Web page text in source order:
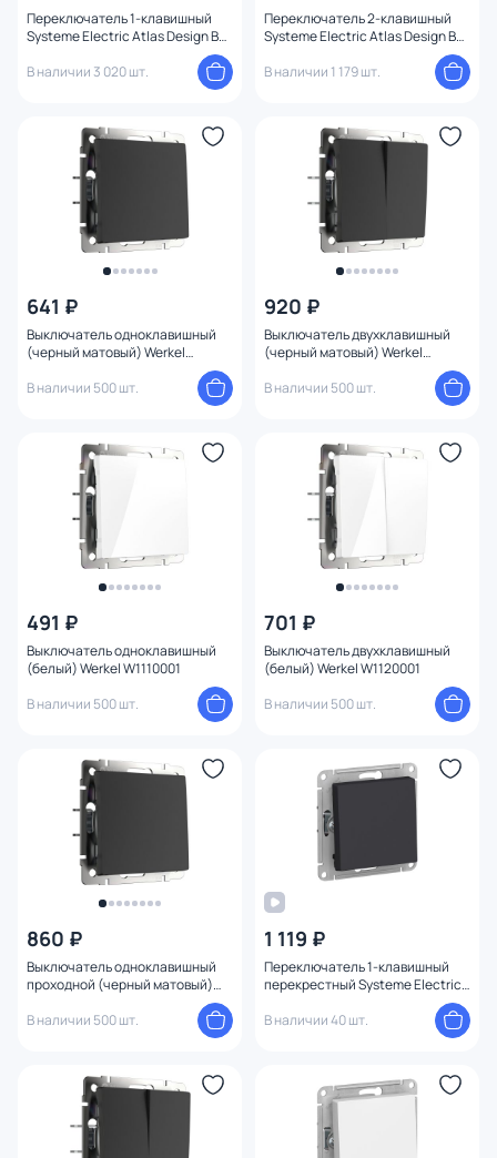
Переключатель 1-клавишный
Systeme Electric Atlas Design BD-
В наличии 3 020 шт.
Переключатель 2-клавишный
Systeme Electric Atlas Design BD-
В наличии 1 179 шт.
641 ₽
Выключатель одноклавишный
(черный матовый) Werkel
В наличии 500 шт.
920 ₽
Выключатель двухклавишный
(черный матовый) Werkel
В наличии 500 шт.
491 ₽
Выключатель одноклавишный
(белый) Werkel W1110001
В наличии 500 шт.
701 ₽
Выключатель двухклавишный
(белый) Werkel W1120001
В наличии 500 шт.
860 ₽
Выключатель одноклавишный
проходной (черный матовый)
В наличии 500 шт.
1 119 ₽
Переключатель 1-клавишный
перекрестный Systeme Electric
В наличии 40 шт.
Количество клавиш
Степень пыле-влагозащиты
Напряжение
Номинальный ток
Конструкция